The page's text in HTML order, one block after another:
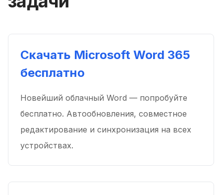
Скачать Microsoft Word 365
бесплатно
Новейший облачный Word — попробуйте
бесплатно. Автообновления, совместное
редактирование и синхронизация на всех
устройствах.